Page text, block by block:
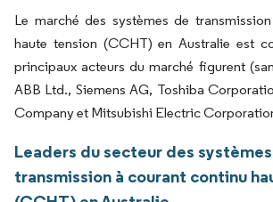
Le marché des systèmes de
haute tension (CCHT) en Australie est
principaux acteurs du marché figurent
ABB Ltd., Siemens AG, Toshiba
Company et Mitsubishi Electric
Leaders du secteur des
transmission à courant continu